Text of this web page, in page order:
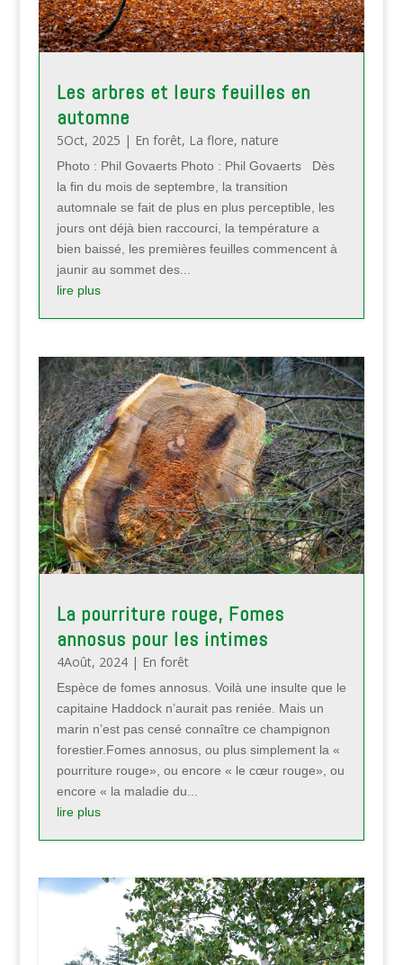
Les arbres et leurs feuilles en
automne
5Oct, 2025 | En forêt, La flore, nature
Photo : Phil Govaerts Photo : Phil Govaerts Dès
la fin du mois de septembre, la transition
automnale se fait de plus en plus perceptible, les
jours ont déjà bien raccourci, la température a
bien baissé, les premières feuilles commencent à
jaunir au sommet des...
lire plus
La pourriture rouge, Fomes
annosus pour les intimes
4Août, 2024| En forêt
Espèce de fomes annosus. Voilà une insulte que le
capitaine Haddock n’aurait pas reniée. Mais un
marin n’est pas censé connaître ce champignon
forestier.Fomes annosus, ou plus simplement la «
pourriture rouge», ou encore « le cœur rouge», ou
encore « la maladie du...
lire plus